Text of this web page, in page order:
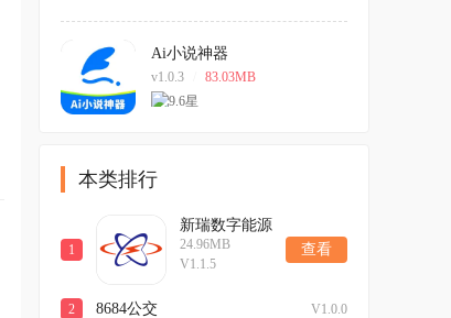
Ai小说神器
v1.0.3 83.03MB
本类排行
1
新瑞数字能源
24.96MB
V1.1.5
查看
2 8684公交 V1.0.0